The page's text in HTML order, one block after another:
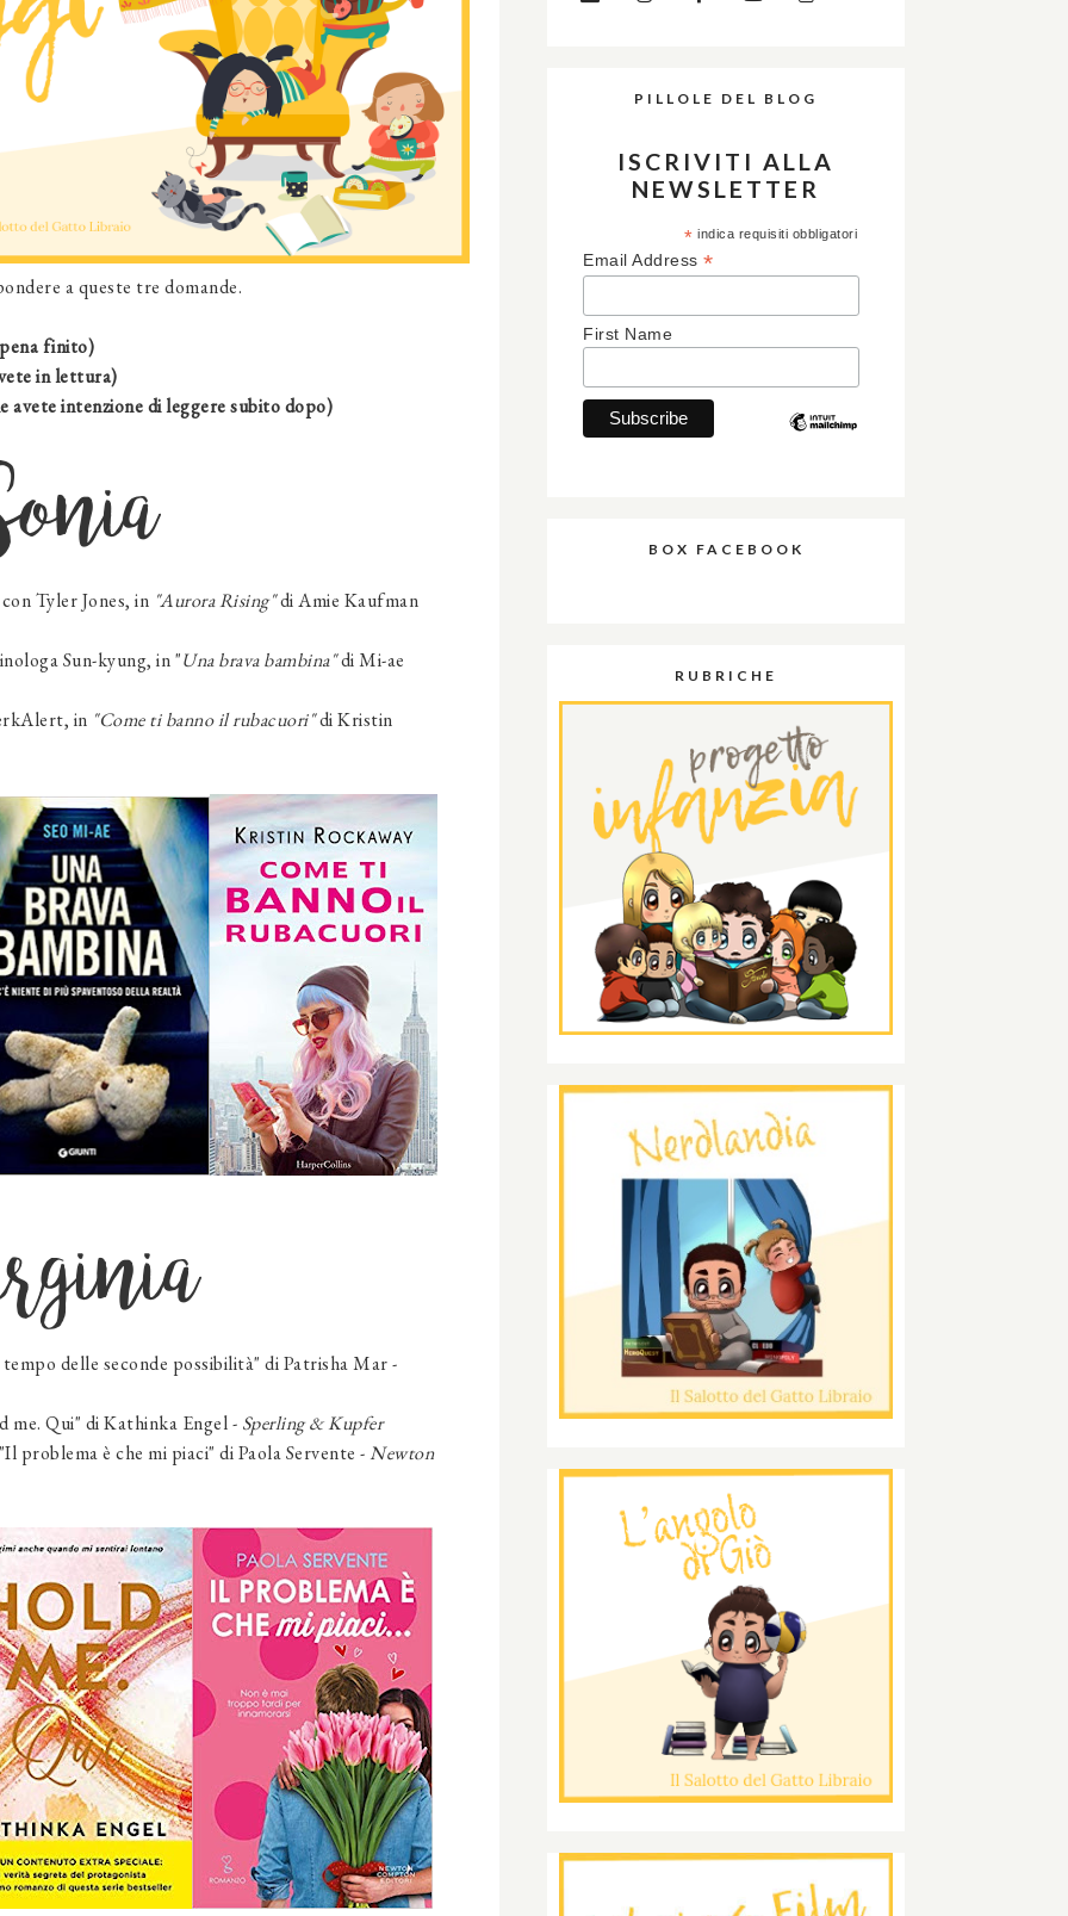
a queste tre domande.
finito)
in lettura)
avete intenzione di leggere subito dopo)
conTyler Jones, in "Aurora Rising"diAmie Kaufman
Sun-kyung, in"Una brava bambina"diMi-ae
, in "Come ti banno il rubacuori"diKristin
delle seconde possibilità" di Patrisha Mar -
Qui" di Kathinka Engel - Sperling & Kupfer
problema è che mi piaci" di Paola Servente - Newton
PILLOLE DEL BLOG
ISCRIVITI ALLA
NEWSLETTER
* indica requisiti obbligatori
Email Address *
First Name
BOX FACEBOOK
RUBRICHE